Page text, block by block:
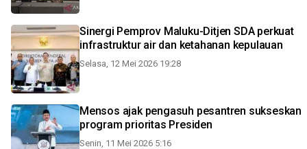
Sinergi Pemprov Maluku-Ditjen SDA perkuat
infrastruktur air dan ketahanan kepulauan
Selasa, 12 Mei 2026 19:28
Mensos ajak pengasuh pesantren sukseskan
program prioritas Presiden
Senin, 11 Mei 2026 5:16